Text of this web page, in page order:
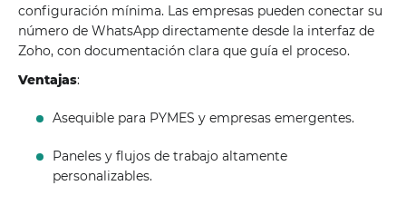
configuración mínima. Las empresas pueden conectar su
número de WhatsApp directamente desde la interfaz de
Zoho, con documentación clara que guía el proceso.
Ventajas:
Asequible para PYMES y empresas emergentes.
Paneles y flujos de trabajo altamente
personalizables.